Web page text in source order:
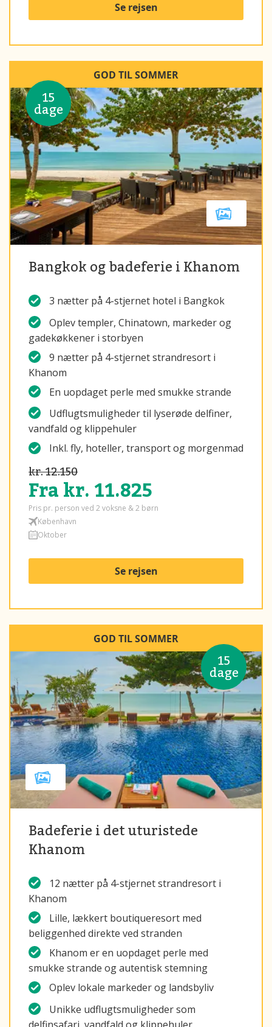
Se rejsen
15
dage
GOD TIL SOMMER
Bangkok og badeferie i Khanom
3 nætter på 4-stjernet hotel i Bangkok
Oplev templer, Chinatown, markeder og
gadekøkkener i storbyen
9 nætter på 4-stjernet strandresort i
Khanom
En uopdaget perle med smukke strande
Udflugtsmuligheder til lyserøde delfiner,
vandfald og klippehuler
Inkl. fly, hoteller, transport og morgenmad
kr. 12.150
Fra kr. 11.825
Pris pr. person ved 2 voksne & 2 børn
København
Oktober
Se rejsen
15
dage
GOD TIL SOMMER
Badeferie i det uturistede
Khanom
12 nætter på 4-stjernet strandresort i
Khanom
Lille, lækkert boutiqueresort med
beliggenhed direkte ved stranden
Khanom er en uopdaget perle med
smukke strande og autentisk stemning
Oplev lokale markeder og landsbyliv
Unikke udflugtsmuligheder som